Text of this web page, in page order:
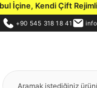
Kendi Çift Rejimli
+90 545 318 18 41